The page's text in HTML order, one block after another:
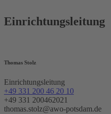
Einrichtungsleitung
Thomas Stolz
Einrichtungsleitung
+49 331 200 46 20 10
+49 331 200462021
thomas.stolz@awo-potsdam.de